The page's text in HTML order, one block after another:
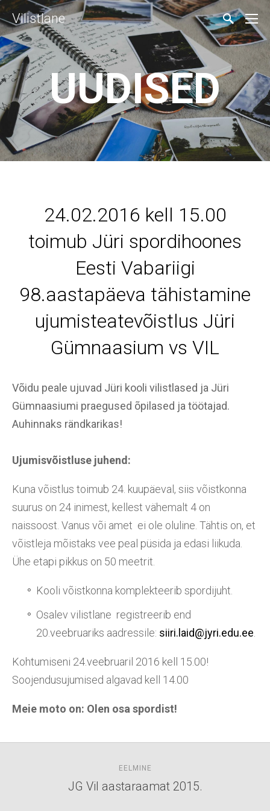
Vilistlane
UUDISED
24.02.2016 kell 15.00
toimub Jüri spordihoones
Eesti Vabariigi
98.aastapäeva tähistamine
ujumisteatevõistlus Jüri
Gümnaasium vs VIL
Võidu peale ujuvad Jüri kooli vilistlased ja Jüri
Gümnaasiumi praegused õpilased ja töötajad.
Auhinnaks rändkarikas!
Ujumisvõistluse juhend:
Kuna võistlus toimub 24. kuupäeval, siis võistkonna
suurus on 24 inimest, kellest vähemalt 4 on
naissoost. Vanus või amet ei ole oluline. Tähtis on, et
võistleja mõistaks vee peal püsida ja edasi liikuda.
Ühe etapi pikkus on 50 meetrit.
Kooli võistkonna komplekteerib spordijuht.
Osalev vilistlane registreerib end
20.veebruariks aadressile: siiri.laid@jyri.edu.ee
Kohtumiseni 24.veebruaril 2016 kell 15.00!
Soojendusujumised algavad kell 14.00
Meie moto on: Olen osa spordist!
EELMINE
JG Vil aastaraamat 2015.